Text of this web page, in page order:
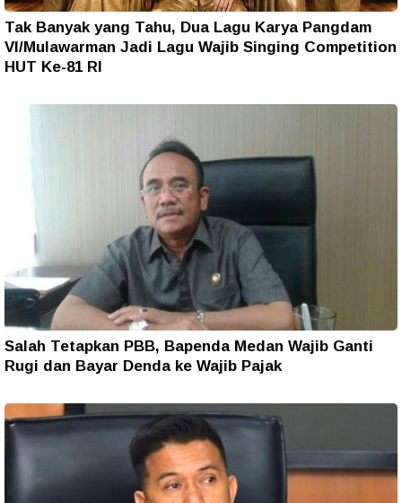
Tak Banyak yang Tahu, Dua Lagu Karya Pangdam
VI/Mulawarman Jadi Lagu Wajib Singing Competition
HUT Ke-81 RI
Salah Tetapkan PBB, Bapenda Medan Wajib Ganti
Rugi dan Bayar Denda ke Wajib Pajak